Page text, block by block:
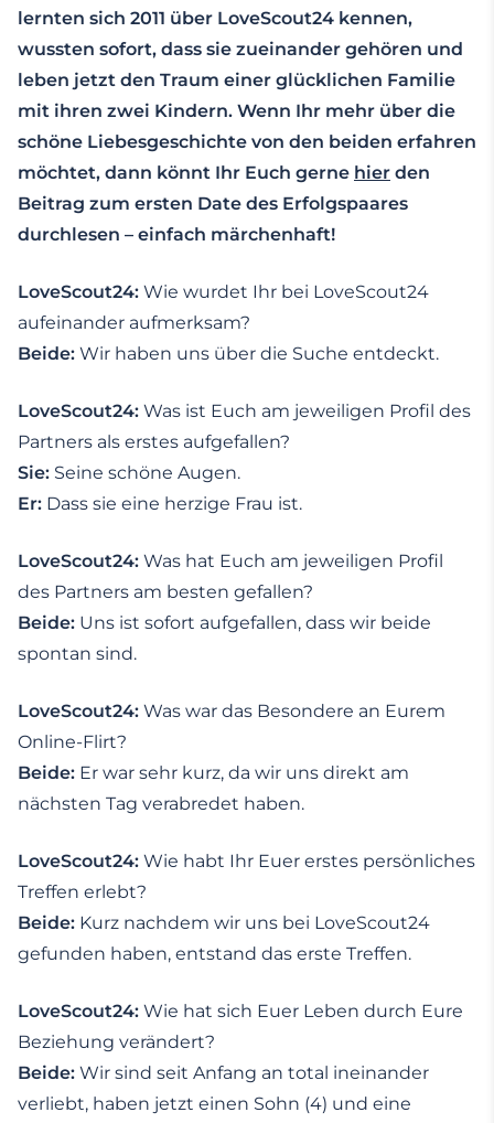
lernten sich 2011 über LoveScout24 kennen,
wussten sofort, dass sie zueinander gehören und
leben jetzt den Traum einer glücklichen Familie
mit ihren zwei Kindern. Wenn Ihr mehr über die
schöne Liebesgeschichte von den beiden erfahren
möchtet, dann könnt Ihr Euch gerne hier den
Beitrag zum ersten Date des Erfolgspaares
durchlesen – einfach märchenhaft!
LoveScout24: Wie wurdet Ihr bei LoveScout24
aufeinander aufmerksam?
Beide: Wir haben uns über die Suche entdeckt.
LoveScout24: Was ist Euch am jeweiligen Profil des
Partners als erstes aufgefallen?
Sie: Seine schöne Augen.
Er: Dass sie eine herzige Frau ist.
LoveScout24: Was hat Euch am jeweiligen Profil
des Partners am besten gefallen?
Beide: Uns ist sofort aufgefallen, dass wir beide
spontan sind.
LoveScout24: Was war das Besondere an Eurem
Online-Flirt?
Beide: Er war sehr kurz, da wir uns direkt am
nächsten Tag verabredet haben.
LoveScout24: Wie habt Ihr Euer erstes persönliches
Treffen erlebt?
Beide: Kurz nachdem wir uns bei LoveScout24
gefunden haben, entstand das erste Treffen.
LoveScout24: Wie hat sich Euer Leben durch Eure
Beziehung verändert?
Beide: Wir sind seit Anfang an total ineinander
verliebt, haben jetzt einen Sohn (4) und eine